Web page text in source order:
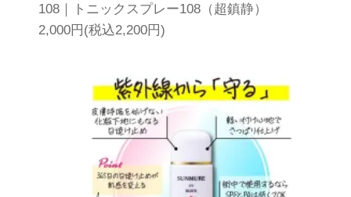
108｜トニックスプレー108（超鎮静）
2,000円(税込2,200円)